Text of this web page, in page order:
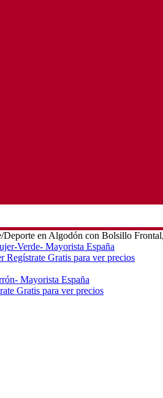
en Algodón con Bolsillo
Regístrate Gratis para ver precios
Gratis para ver precios